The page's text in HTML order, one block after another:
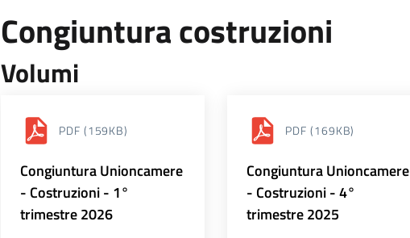
Congiuntura costruzioni
Volumi
PDF (159KB)
Congiuntura Unioncamere
- Costruzioni - 1°
trimestre 2026
PDF (169KB)
Congiuntura Unioncamere
- Costruzioni - 4°
trimestre 2025